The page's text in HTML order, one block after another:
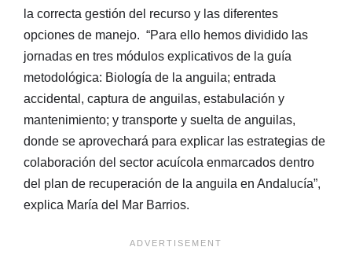
la correcta gestión del recurso y las diferentes
opciones de manejo. “Para ello hemos dividido las
jornadas en tres módulos explicativos de la guía
metodológica: Biología de la anguila; entrada
accidental, captura de anguilas, estabulación y
mantenimiento; y transporte y suelta de anguilas,
donde se aprovechará para explicar las estrategias de
colaboración del sector acuícola enmarcados dentro
del plan de recuperación de la anguila en Andalucía”,
explica María del Mar Barrios.